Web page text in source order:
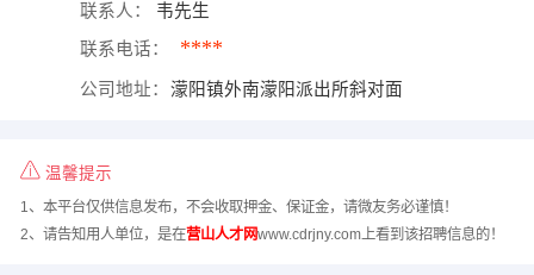
联系人： 韦先生
联系电话： ****
公司地址： 濛阳镇外南濛阳派出所斜对面
温馨提示
1、本平台仅供信息发布，不会收取押金、保证金，请微友务必谨慎！
2、请告知用人单位，是在营山人才网www.cdrjny.com上看到该招聘信息的！